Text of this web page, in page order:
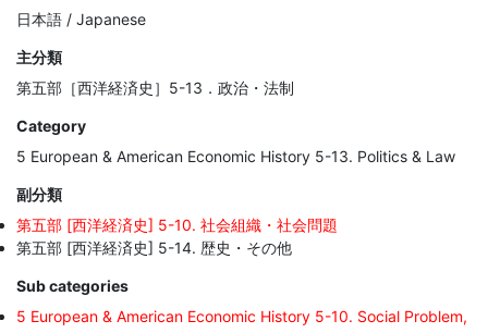
日本語 / Japanese
主分類
第五部［西洋経済史］5-13．政治・法制
Category
5 European & American Economic History 5-13. Politics & Law
副分類
第五部 [西洋経済史] 5-10. 社会組織・社会問題
第五部 [西洋経済史] 5-14. 歴史・その他
Sub categories
5 European & American Economic History 5-10. Social Problem,